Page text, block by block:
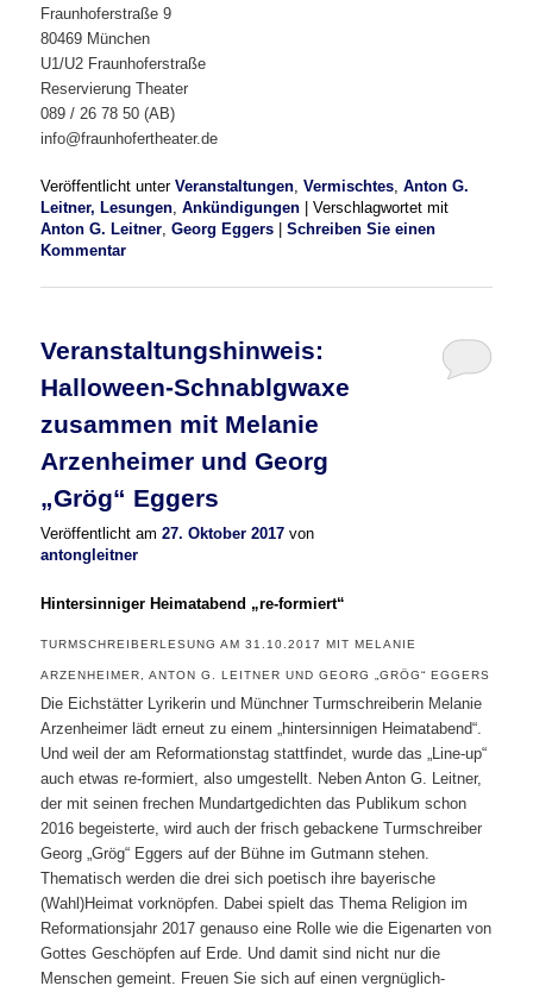
Fraunhoferstraße 9
80469 München
U1/U2 Fraunhoferstraße
Reservierung Theater
089 / 26 78 50 (AB)
info@fraunhofertheater.de
Veröffentlicht unter Veranstaltungen,Vermischtes,Anton G.
Leitner, Lesungen,Ankündigungen |Verschlagwortet mit
Anton G. Leitner,Georg Eggers |Schreiben Sie einen
Kommentar
Veranstaltungshinweis:
Halloween-Schnablgwaxe
zusammen mit Melanie
Arzenheimer und Georg
„Grög“ Eggers
Veröffentlicht am27. Oktober 2017 von
antongleitner
Hintersinniger Heimatabend „re-formiert“
TURMSCHREIBERLESUNG AM 31.10.2017 MIT MELANIE
ARZENHEIMER, ANTON G. LEITNER UND GEORG „GRÖG“ EGGERS
Die Eichstätter Lyrikerin und Münchner Turmschreiberin Melanie
Arzenheimer lädt erneut zu einem „hintersinnigen Heimatabend“.
Und weil der am Reformationstag stattfindet, wurde das „Line-up“
auch etwas re-formiert, also umgestellt. Neben Anton G. Leitner,
der mit seinen frechen Mundartgedichten das Publikum schon
2016 begeisterte, wird auch der frisch gebackene Turmschreiber
Georg „Grög“ Eggers auf der Bühne im Gutmann stehen.
Thematisch werden die drei sich poetisch ihre bayerische
(Wahl)Heimat vorknöpfen. Dabei spielt das Thema Religion im
Reformationsjahr 2017 genauso eine Rolle wie die Eigenarten von
Gottes Geschöpfen auf Erde. Und damit sind nicht nur die
Menschen gemeint. Freuen Sie sich auf einen vergnüglich-